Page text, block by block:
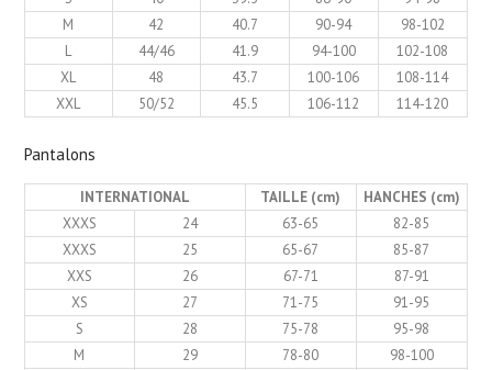
M
42 40.7 90-94
98-102
L
44/46 41.9 94-100
102-108
XL
48 43.7 100-106
108-114
XXL
50/52 45.5 106-112 114-120
Pantalons
INTERNATIONAL TAILLE (cm)
HANCHES (cm)
XXXS
24 63-65
82-85
XXXS
25 65-67
85-87
XXS
26 67-71
87-91
XS
27 71-75
91-95
S
28 75-78
95-98
M
29 78-80
98-100